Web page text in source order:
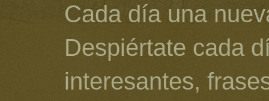
Cada día una
Despiértate cada
interesantes,